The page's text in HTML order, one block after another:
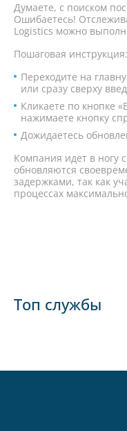
Топ службы
Думаете, с поиском
Ошибаетесь!
Logistics можно
Пошаговая инструкция:
Переходите на
или сразу сверху
Кликаете по кнопке
нажимаете кнопку
Дожидаетесь
Компания идет в ногу
обновляются
задержками, так как
процессах